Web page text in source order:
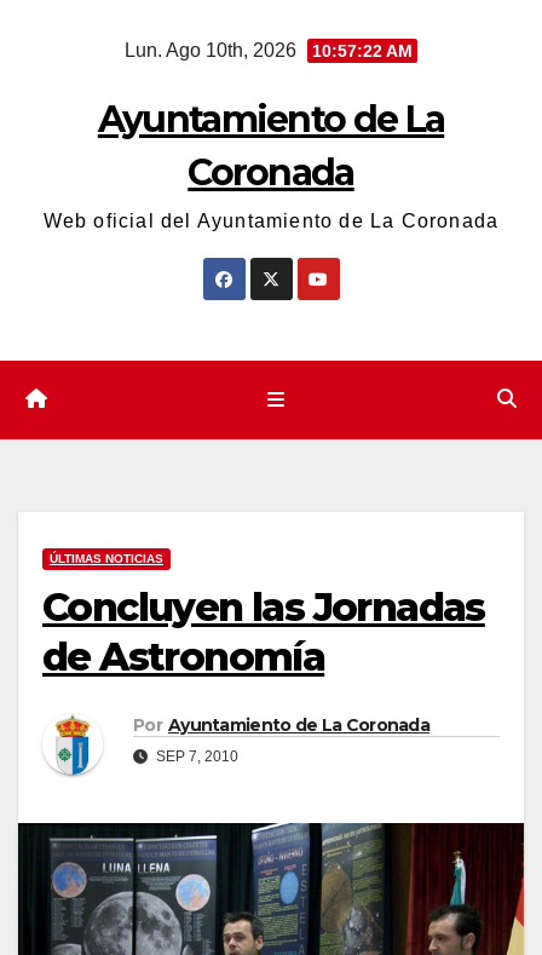
Lun. Ago 10th, 2026 10:57:22 AM
Ayuntamiento de La
Coronada
Web oficial del Ayuntamiento de La Coronada
ÚLTIMAS NOTICIAS
Concluyen las Jornadas
de Astronomía
Por Ayuntamiento de La Coronada
SEP 7, 2010